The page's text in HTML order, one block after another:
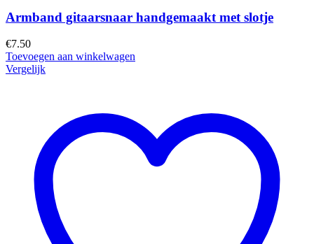
Armband gitaarsnaar handgemaakt met slotje
€7.50
Toevoegen aan winkelwagen
Vergelijk